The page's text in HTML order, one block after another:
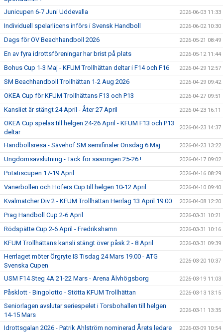
Junicupen 6-7 Juni Uddevalla 2026-06-03 11:33
Individuell spelarlicens införs i Svensk Handboll 2026-06-02 10:30
Dags för OV Beachhandboll 2026 2026-05-21 08:49
En av fyra idrottsföreningar har brist på plats 2026-05-12 11:44
Bohus Cup 1-3 Maj - KFUM Trollhättan deltar i F14 och F16 2026-04-29 12:57
SM Beachhandboll Trollhättan 1-2 Aug 2026 2026-04-29 09:42
OKEA Cup för KFUM Trollhättans F13 och P13 2026-04-27 09:51
Kansliet är stängt 24 April - Åter 27 April 2026-04-23 16:11
OKEA Cup spelas till helgen 24-26 April - KFUM F13 och P13
deltar
2026-04-23 14:37
Handbollsresa - Sävehof SM semifinaler Onsdag 6 Maj 2026-04-23 13:22
Ungdomsavslutning - Tack för säsongen 25-26 ! 2026-04-17 09:02
Potatiscupen 17-19 April 2026-04-16 08:29
Vänerbollen och Höfers Cup till helgen 10-12 April 2026-04-10 09:40
Kvalmatcher Div 2 - KFUM Trollhättan Herrlag 13 April 19.00 2026-04-08 12:20
Prag Handboll Cup 2-6 April 2026-03-31 10:21
Rödspätte Cup 2-6 April - Fredrikshamn 2026-03-31 10:16
KFUM Trollhättans kansli stängt över påsk 2 - 8 April 2026-03-31 09:39
Herrlaget möter Örgryte IS Tisdag 24 Mars 19.00 - ATG
Svenska Cupen
2026-03-20 10:37
USM F14 Steg 4A 21-22 Mars - Arena Älvhögsborg 2026-03-19 11:03
Påsklott - Bingolotto - Stötta KFUM Trollhättan 2026-03-13 13:15
Seniorlagen avslutar seriespelet i Torsbohallen till helgen
14-15 Mars
2026-03-11 13:35
Idrottsgalan 2026 - Patrik Ahlström nominerad Årets ledare 2026-03-09 10:54